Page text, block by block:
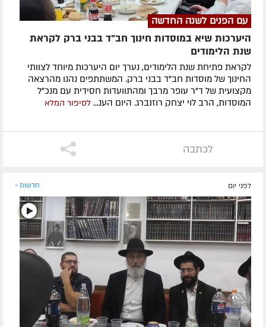
עם הפנים לשנה החדשה
היערכות שיא במוסדות חינוך חב"ד בבני ברק לקראת
שנת הלימודים
לקראת פתיחת שנת הלימודים, נערך יום היערכות מיוחד לצוותי
החינוך של מוסדות חב"ד בבני ברק. המשתתפים נהנו מהרצאה
מקצועית של ד"ר עופר מרבך ומהתוועדות חסידית עם מנכ"ל
המוסדות, הרב לוי יצחק רוזנברג. היום הענ... לסיפור המלא
לכתבה
לפני יום חדשות »